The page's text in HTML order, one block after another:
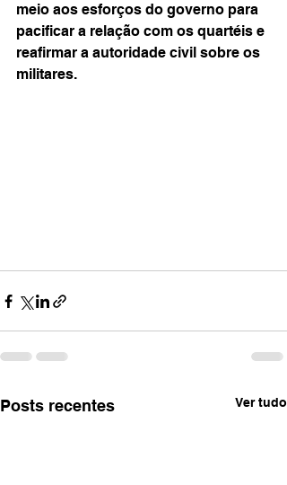
meio aos esforços do governo para
pacificar a relação com os quartéis e
reafirmar a autoridade civil sobre os
militares.
Posts recentes Ver tudo